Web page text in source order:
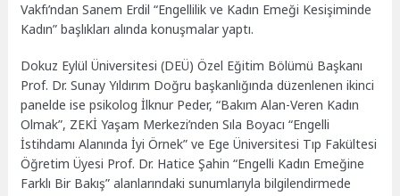
Vakfı’ndan Sanem Erdil “Engellilik ve Kadın Emeği Kesişiminde
Kadın” başlıkları alında konuşmalar yaptı.
Dokuz Eylül Üniversitesi (DEÜ) Özel Eğitim Bölümü Başkanı
Prof. Dr. Sunay Yıldırım Doğru başkanlığında düzenlenen ikinci
panelde ise psikolog İlknur Peder, “Bakım Alan-Veren Kadın
Olmak”, ZEKİ Yaşam Merkezi’nden Sıla Boyacı “Engelli
İstihdamı Alanında İyi Örnek” ve Ege Üniversitesi Tıp Fakültesi
Öğretim Üyesi Prof. Dr. Hatice Şahin “Engelli Kadın Emeğine
Farklı Bir Bakış” alanlarındaki sunumlarıyla bilgilendirmede